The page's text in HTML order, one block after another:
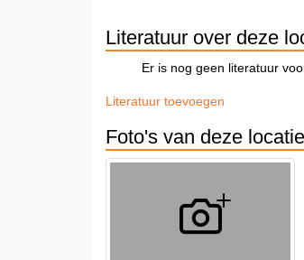
Literatuur over deze
Er is nog geen literatuur
Literatuur toevoegen
Foto's van deze locatie